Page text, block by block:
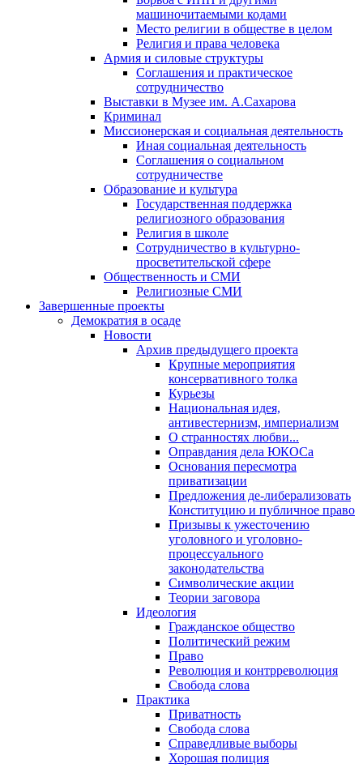
машиночитаемыми кодами
Место религии в обществе в целом
Религия и права человека
Армия и силовые структуры
Соглашения и практическое
сотрудничество
Выставки в Музее им. А.Сахарова
Криминал
Миссионерская и социальная деятельность
Иная социальная деятельность
Соглашения о социальном
сотрудничестве
Образование и культура
Государственная поддержка
религиозного образования
Религия в школе
Сотрудничество в культурно-
просветительской сфере
Общественность и СМИ
Религиозные СМИ
Завершенные проекты
Демократия в осаде
Новости
Архив предыдущего проекта
Крупные мероприятия
консервативного толка
Курьезы
Национальная идея,
антивестернизм, империализм
О странностях любви...
Оправдания дела ЮКОСа
Основания пересмотра
приватизации
Предложения де-либерализовать
Конституцию и публичное право
Призывы к ужесточению
уголовного и уголовно-
процессуального
законодательства
Символические акции
Теории заговора
Идеология
Гражданское общество
Политический режим
Право
Революция и контрреволюция
Свобода слова
Практика
Приватность
Свобода слова
Справедливые выборы
Хорошая полиция